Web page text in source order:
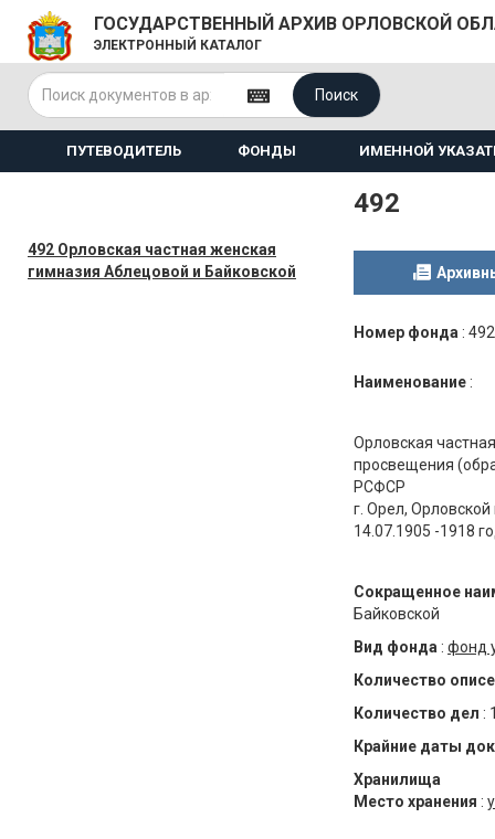
ГОСУДАРСТВЕННЫЙ АРХИВ ОРЛОВСКОЙ
ЭЛЕКТРОННЫЙ КАТАЛОГ
Поиск
ПУТЕВОДИТЕЛЬ ФОНДЫ ИМЕННОЙ
492 Орловская частная женская
гимназия Аблецовой и Байковской
492
Номер фонда : 492
Наименование :
Орловская
просвещения
РСФСР
г. Орел, Орловской
14.07.1905 -1918
Сокращенное
Байковской
Вид фонда : фонд
Количество
Количество дел :
Крайние даты
Хранилища
Место хранения :